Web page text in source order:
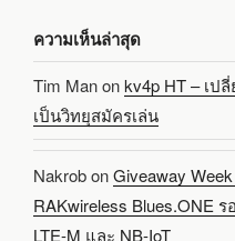
ความเห็นล่าสุด
Tim Manonkv4p HT – เป
เป็นวิทยุสมัครเล่น
NakrobonGiveaway
RAKwireless Blues.ONE
LTE-M และ NB-IoT